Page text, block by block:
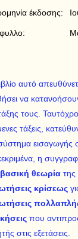
έκδοσης:
αυτό
να
τους.
τάξεις,
εισαγωγής
η
βασική θεωρία της
κρίσεως
που
στις εξετάσεις.